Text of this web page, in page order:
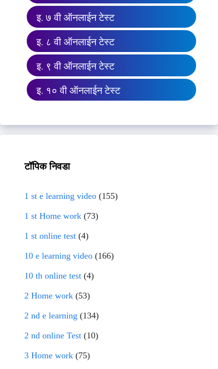
इ. ७ वी ऑनलाईन टेस्ट
इ. ८ वी ऑनलाईन टेस्ट
इ. ९ वी ऑनलाईन टेस्ट
इ. १० वी ऑनलाईन टेस्ट
टॉपिक निवडा
1 st e learning video (155)
1 st Home work (73)
1 st online test (4)
10 e learning video (166)
10 th online test (4)
2 Home work (53)
2 nd e learning (134)
2 nd online Test (10)
3 Home work (75)